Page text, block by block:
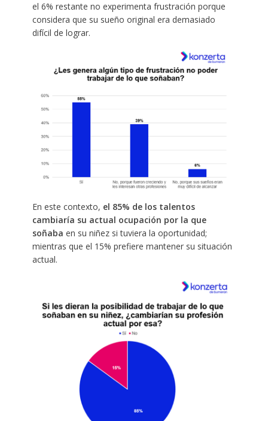
el 6% restante no experimenta frustración porque
considera que su sueño original era demasiado
difícil de lograr.
En este contexto, el 85% de los talentos
cambiaría su actual ocupación por la que
soñaba en su niñez si tuviera la oportunidad;
mientras que el 15% prefiere mantener su situación
actual.